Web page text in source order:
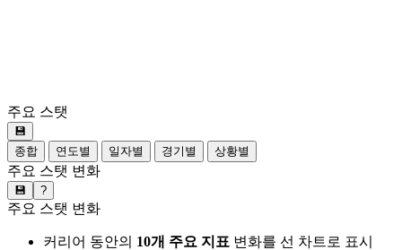
주요 스탯
💾
종합
연도별 일자별 경기별 상황별
주요 스탯 변화
💾 ?
주요 스탯 변화
커리어 동안의 10개 주요 지표 변화를 선 차트로 표시